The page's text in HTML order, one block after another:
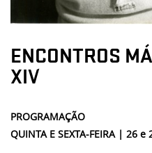
ENCONTROS
XIV
PROGRAMAÇÃO
QUINTA E SEXTA-FEIRA | 26 e